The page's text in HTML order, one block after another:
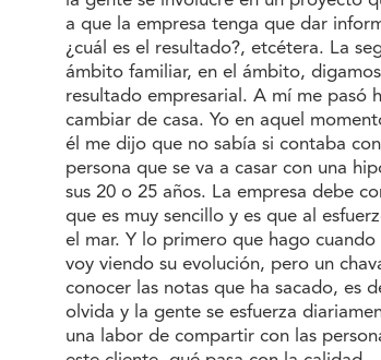
a que la empresa tenga que dar
¿cuál es el resultado?, etcétera. La
ámbito familiar, en el ámbito,
resultado empresarial. A mí me pasó
cambiar de casa. Yo en aquel
él me dijo que no sabía si contaba
persona que se va a casar con una
sus 20 o 25 años. La empresa debe
que es muy sencillo y es que al
el mar. Y lo primero que hago
voy viendo su evolución, pero un
conocer las notas que ha sacado, es
olvida y la gente se esfuerza
una labor de compartir con las